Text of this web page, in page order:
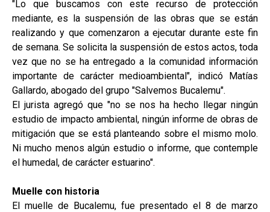
"Lo que buscamos con este recurso de protección
mediante, es la suspensión de las obras que se están
realizando y que comenzaron a ejecutar durante este fin
de semana. Se solicita la suspensión de estos actos, toda
vez que no se ha entregado a la comunidad información
importante de carácter medioambiental", indicó Matías
Gallardo, abogado del grupo "Salvemos Bucalemu".
El jurista agregó que "no se nos ha hecho llegar ningún
estudio de impacto ambiental, ningún informe de obras de
mitigación que se está planteando sobre el mismo molo.
Ni mucho menos algún estudio o informe, que contemple
el humedal, de carácter estuarino".
Muelle con historia
El muelle de Bucalemu, fue presentado el 8 de marzo